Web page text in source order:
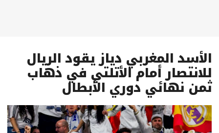
الأسد المغربي دياز يقود الريال
للانتصار أمام الأتلتي في ذهاب
ثمن نهائي دوري الأبطال